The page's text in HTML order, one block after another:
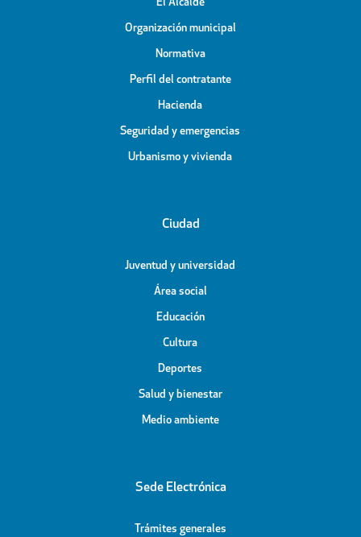
El Alcalde
Organización municipal
Normativa
Perfil del contratante
Hacienda
Seguridad y emergencias
Urbanismo y vivienda
Ciudad
Juventud y universidad
Área social
Educación
Cultura
Deportes
Salud y bienestar
Medio ambiente
Sede Electrónica
Trámites generales